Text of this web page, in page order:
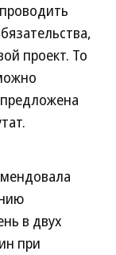
проект. То
в двух
при